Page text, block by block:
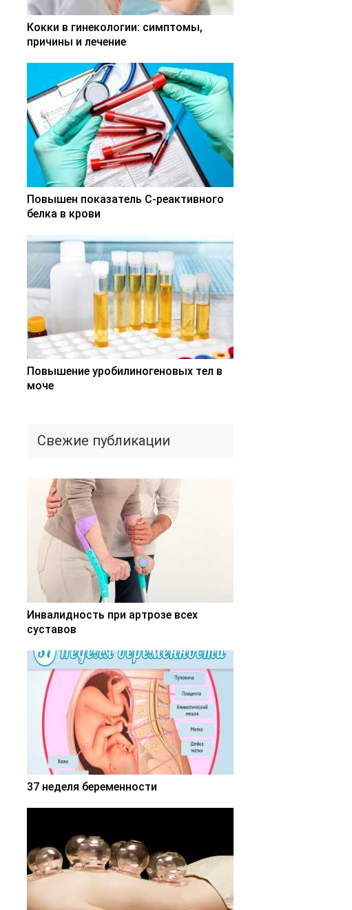
Кокки в гинекологии: симптомы,
причины и лечение
Повышен показатель С-реактивного
белка в крови
Повышение уробилиногеновых тел в
моче
Свежие публикации
Инвалидность при артрозе всех
суставов
37 неделя беременности